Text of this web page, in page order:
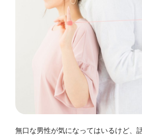
無口な男性が気になってはいるけど、